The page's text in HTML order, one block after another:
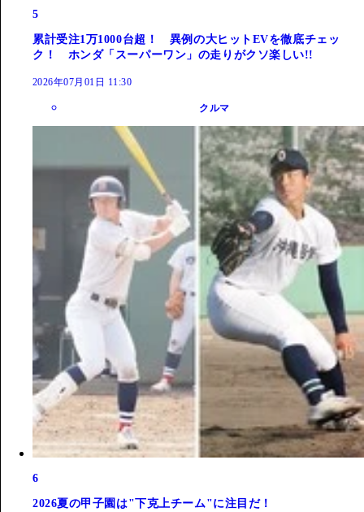
5
累計受注1万1000台超！ 異例の大ヒットEVを徹底チェッ
ク！ ホンダ「スーパーワン」の走りがクソ楽しい!!
2026年07月01日 11:30
クルマ
6
2026夏の甲子園は"下克上チーム"に注目だ！